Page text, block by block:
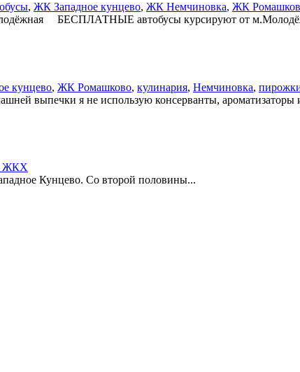
, ЖК Западное кунцево, ЖК Немчиновка, ЖК
БЕСПЛАТНЫЕ автобусы курсируют от
кунцево, ЖК Ромашково, кулинария, Немчиновка,
выпечки я не использую консерванты, ароматизаторы
ЖКХ
Кунцево. Со второй половины...